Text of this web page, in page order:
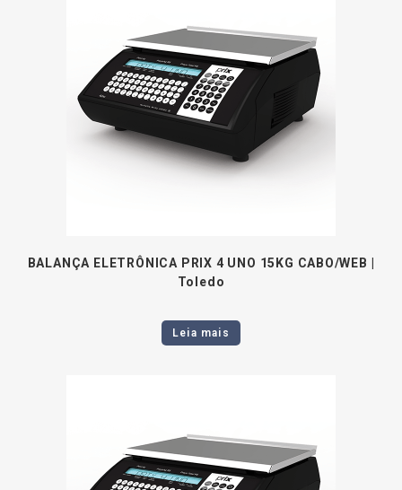
BALANÇA ELETRÔNICA PRIX 4 UNO 15KG CABO/WEB |
Toledo
Leia mais